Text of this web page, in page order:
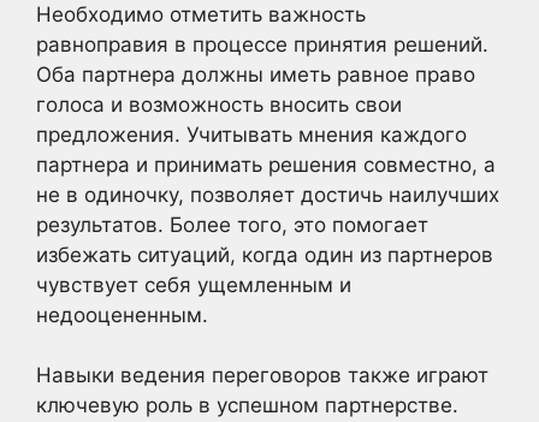
Необходимо отметить важность
равноправия в процессе принятия решений.
Оба партнера должны иметь равное право
голоса и возможность вносить свои
предложения. Учитывать мнения каждого
партнера и принимать решения совместно, а
не в одиночку, позволяет достичь наилучших
результатов. Более того, это помогает
избежать ситуаций, когда один из партнеров
чувствует себя ущемленным и
недооцененным.
Навыки ведения переговоров также играют
ключевую роль в успешном партнерстве.